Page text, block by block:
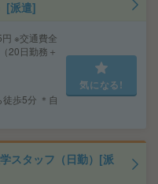
[派遣]
※交通費全
20日勤務＋
歩5分 ＊自
気になる!
スタッフ（日勤）[派